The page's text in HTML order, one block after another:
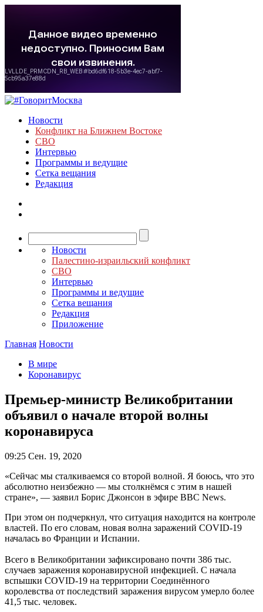
Новости
Конфликт на Ближнем Востоке
СВО
Интервью
Программы и ведущие
Сетка вещания
Редакция
Новости
Палестино-израильский конфликт
СВО
Интервью
Программы и ведущие
Сетка вещания
Редакция
Приложение
Главная Новости
В мире
Коронавирус
Премьер-министр Великобритании
объявил о начале второй волны
коронавируса
09:25 Сен. 19, 2020
«Сейчас мы сталкиваемся со второй волной. Я боюсь, что это
абсолютно неизбежно — мы столкнёмся с этим в нашей
стране», — заявил Борис Джонсон в эфире BBC News.
При этом он подчеркнул, что ситуация находится на контроле
властей. По его словам, новая волна заражений COVID-19
началась во Франции и Испании.
Всего в Великобритании зафиксировано почти 386 тыс.
случаев заражения коронавирусной инфекцией. С начала
вспышки COVID-19 на территории Соединённого
королевства от последствий заражения вирусом умерло более
41,5 тыс. человек.